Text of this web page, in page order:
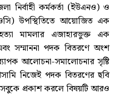
নির্বাহী কর্মকর্তা (ইউএনও) ও
(ওসি) উপস্থিতিতে আয়োজিত এক
মামলার এজাহারভুক্ত এক
সম্মাননা পদক বিতরণে অংশ
আলোচনা-সমালোচনার সৃষ্টি
নিজেই পদক বিতরণের ছবি
প্রকাশ করলে বিষয়টি আরও